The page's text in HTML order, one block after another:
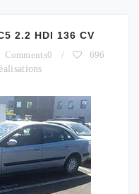
2.2 HDI 136 CV
Comments0 /
696